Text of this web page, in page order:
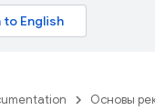
Основы